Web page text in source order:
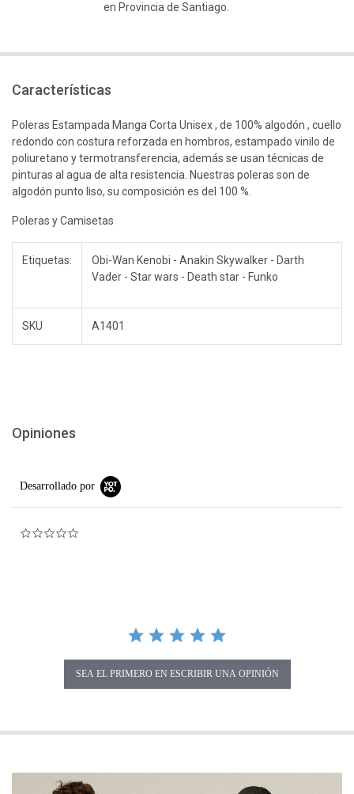
en Provincia de Santiago.
Características
Poleras Estampada Manga Corta Unisex , de 100% algodón , cuello
redondo con costura reforzada en hombros, estampado vinilo de
poliuretano y termotransferencia, además se usan técnicas de
pinturas al agua de alta resistencia. Nuestras poleras son de
algodón punto liso, su composición es del 100 %.
Poleras y Camisetas
Etiquetas:
Obi-Wan Kenobi - Anakin Skywalker - Darth
Vader - Star wars - Death star - Funko
SKU A1401
Opiniones
Desarrollado por
SEA EL PRIMERO EN ESCRIBIR UNA OPINIÓN